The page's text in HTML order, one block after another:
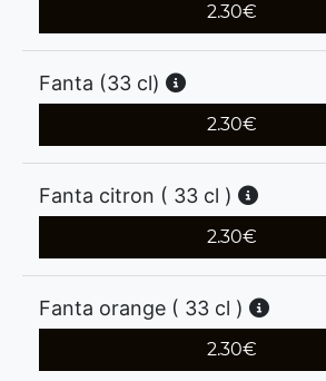
2.30€
Fanta (33 cl)
2.30€
Fanta citron ( 33 cl )
2.30€
Fanta orange ( 33 cl )
2.30€